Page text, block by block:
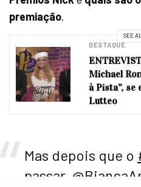
premiação.
SEE
DESTAQUE
Michael
à Pista”, se
Lutteo
Mas depois que o
passar,